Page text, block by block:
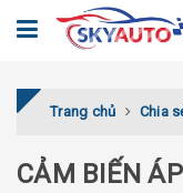
Trang chủ Chia
CẢM BIẾN